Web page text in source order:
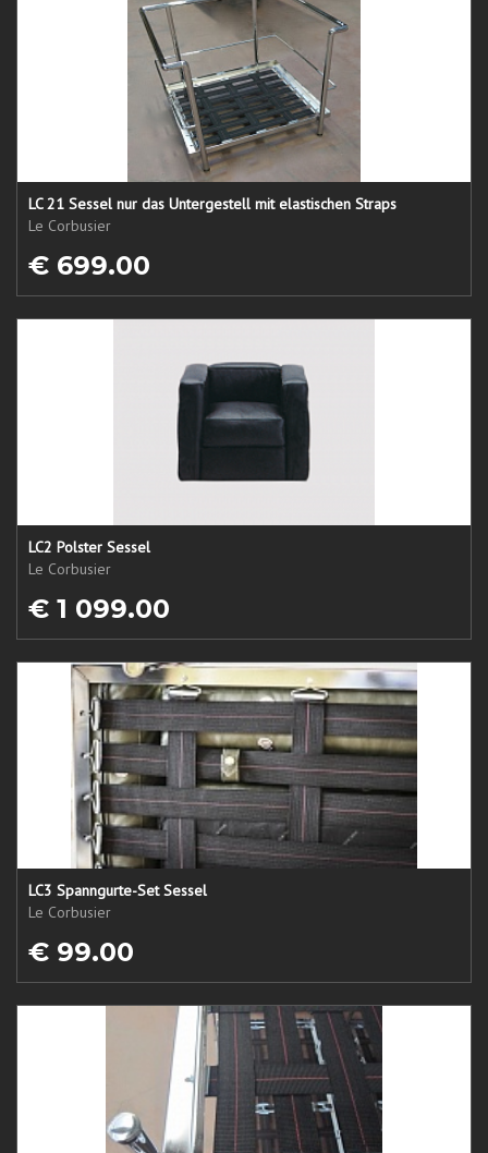
LC 21 Sessel nur das Untergestell mit elastischen Straps
Le Corbusier
€ 699.00
LC2 Polster Sessel
Le Corbusier
€ 1 099.00
LC3 Spanngurte-Set Sessel
Le Corbusier
€ 99.00